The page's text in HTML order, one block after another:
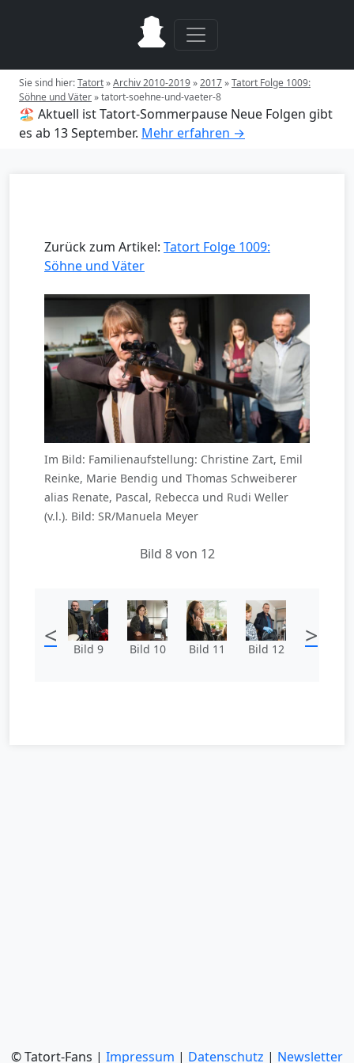
Sie sind hier:Tatort»Archiv 2010-2019»2017»Tatort Folge 1009:
Söhne und Väter»tatort-soehne-und-vaeter-8
🏖️ Aktuell ist Tatort-Sommerpause Neue Folgen gibt
es ab 13 September. Mehr erfahren →
Zurück zum Artikel: Tatort Folge 1009:
Söhne und Väter
Im Bild: Familienaufstellung: Christine Zart, Emil
Reinke, Marie Bendig und Thomas Schweiberer
alias Renate, Pascal, Rebecca und Rudi Weller
(v.l.). Bild: SR/Manuela Meyer
Bild 8 von 12
< Bild 9 Bild 10 Bild 11 Bild 12 >
© Tatort-Fans | Impressum | Datenschutz | Newsletter